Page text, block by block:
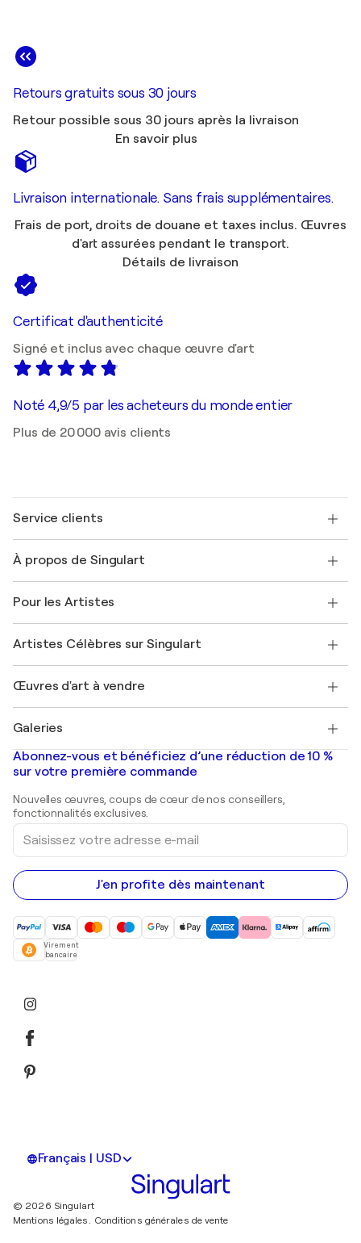
Retours gratuits sous 30 jours
Retour possible sous 30 jours après la livraison
En savoir plus
Livraison internationale. Sans frais supplémentaires.
Frais de port, droits de douane et taxes inclus. Œuvres
d'art assurées pendant le transport.
Détails de livraison
Certificat d'authenticité
Signé et inclus avec chaque œuvre d'art
Noté 4,9/5 par les acheteurs du monde entier
Plus de 20 000 avis clients
Service clients
Expédition
Offrir une carte cadeau
Rejoignez notre programme commercial
Mon compte
+33 1 76 44 06 42
À propos de Singulart
FAQ
Magazine Singulart
Emplois
Découvrez une sélection d'art original
Pour les Artistes
Se connecter en tant qu'Artiste
Artistes Célèbres sur Singulart
Marc Chagall
Banksy
Mr. Brainwash
Shepard Fairey
Œuvres d'art à vendre
Tableaux abstraits à vendre
Peintures de paysage
Estampes
Peintures acryliques
Galeries
Galeries d'art en France
Galeries d'art en Belgique
Abonnez-vous et bénéficiez d’une réduction de 10 %
sur votre première commande
Nouvelles œuvres, coups de cœur de nos conseillers,
fonctionnalités exclusives.
Saisissez
votre
adresse
e-
mail
J'en profite dès maintenant
Virement
bancaire
Français | USD
© 2026 Singulart
Mentions légales. Conditions générales de vente